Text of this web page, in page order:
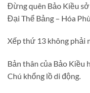
Đừng quên Bảo Kiều
Đại Thể Bảng – Hóa
Xếp thứ 13 không phải
Bản thân của Bảo Kiều
Chú khổng lồ di động.